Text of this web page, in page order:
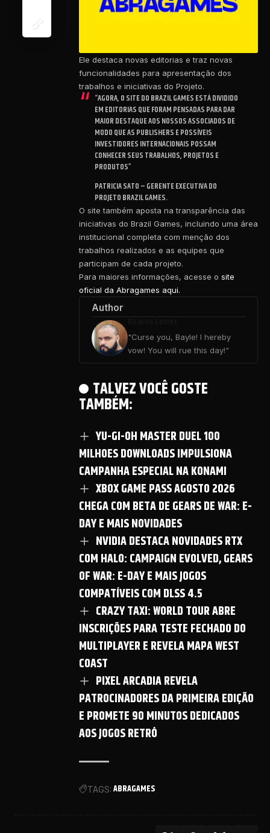
Ele destaca novas editorias e traz novas
funcionalidades para apresentação dos
trabalhos e iniciativas do Projeto.
“AGORA, O SITE DO BRAZIL GAMES ESTÁ DIVIDIDO
EM EDITORIAS QUE FORAM PENSADAS PARA DAR
MAIOR DESTAQUE AOS NOSSOS ASSOCIADOS DE
MODO QUE AS PUBLISHERS E POSSÍVEIS
INVESTIDORES INTERNACIONAIS POSSAM
CONHECER SEUS TRABALHOS, PROJETOS E
PRODUTOS”
PATRICIA SATO – GERENTE EXECUTIVA DO
PROJETO BRAZIL GAMES.
O site também aposta na transparência das
iniciativas do Brazil Games, incluindo uma área
institucional completa com menção dos
trabalhos realizados e as equipes que
participam de cada projeto.
Para maiores informações, acesse o site
oficial da Abragames aqui.
Author
"Curse you, Bayle! I hereby
vow! You will rue this day!"
TALVEZ VOCÊ GOSTE
TAMBÉM:
YU-GI-OH MASTER DUEL 100
MILHOES DOWNLOADS IMPULSIONA
CAMPANHA ESPECIAL NA KONAMI
XBOX GAME PASS AGOSTO 2026
CHEGA COM BETA DE GEARS DE WAR: E-
DAY E MAIS NOVIDADES
NVIDIA DESTACA NOVIDADES RTX
COM HALO: CAMPAIGN EVOLVED, GEARS
OF WAR: E-DAY E MAIS JOGOS
COMPATÍVEIS COM DLSS 4.5
CRAZY TAXI: WORLD TOUR ABRE
INSCRIÇÕES PARA TESTE FECHADO DO
MULTIPLAYER E REVELA MAPA WEST
COAST
PIXEL ARCADIA REVELA
PATROCINADORES DA PRIMEIRA EDIÇÃO
E PROMETE 90 MINUTOS DEDICADOS
AOS JOGOS RETRÔ
TAGS: ABRAGAMES